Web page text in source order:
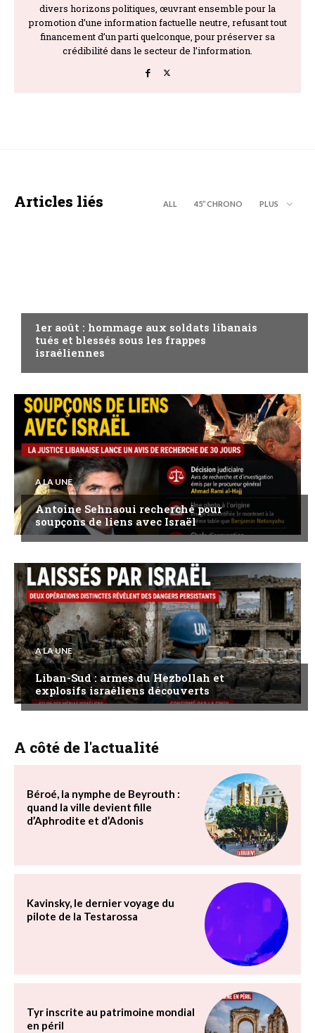
divers horizons politiques, œuvrant ensemble pour la
promotion d’une information factuelle neutre, refusant tout
financement d’un parti quelconque, pour préserver sa
crédibilité dans le secteur de l’information.
Articles liés ALL 45’’ CHRONO PLUS
1er août : hommage aux soldats libanais
tués et blessés sous les frappes
israéliennes
A LA UNE
Antoine Sehnaoui recherché pour
soupçons de liens avec Israël
A LA UNE
Liban-Sud : armes du Hezbollah et
explosifs israéliens découverts
A côté de l'actualité
Béroé, la nymphe de Beyrouth :
quand la ville devient fille
d’Aphrodite et d’Adonis
Kavinsky, le dernier voyage du
pilote de la Testarossa
Tyr inscrite au patrimoine mondial
en péril